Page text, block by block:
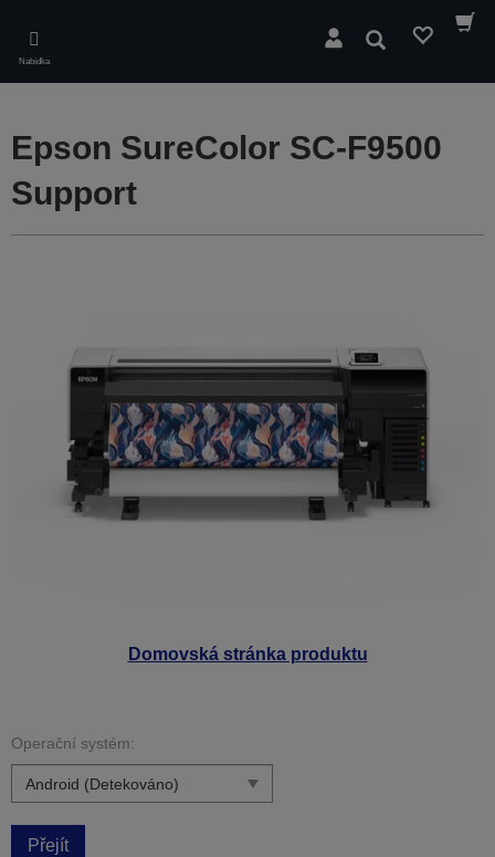
main
content
Nabídka
Hledat
Domovská stránka produktu
Epson SureColor SC-F9500
Support
Operační systém:
Přejít